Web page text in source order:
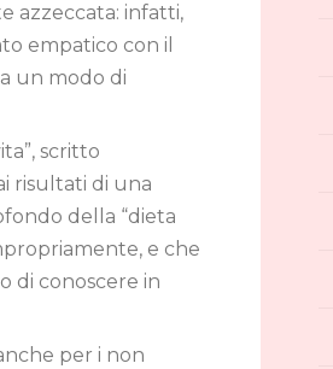
azzeccata: infatti,
empatico con il
un modo di
scritto
risultati di una
della “dieta
e che
di conoscere in
per i non